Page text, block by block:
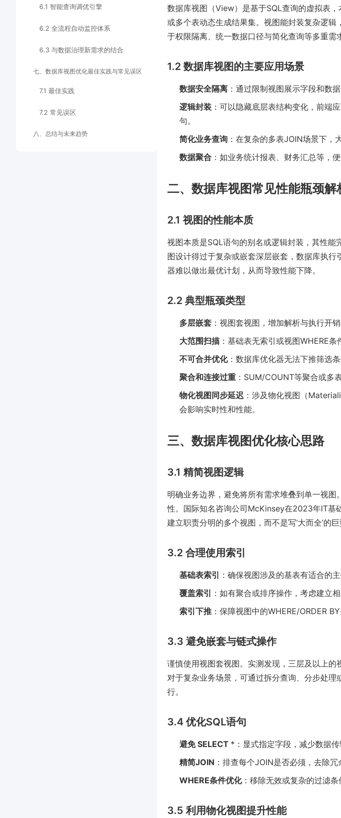
6.1 智能查询调优引擎
6.2 全流程自动监控体系
6.3 与数据治理新需求的结合
七、数据库视图优化最佳实践与常见误区
7.1 最佳实践
7.2 常见误区
八、总结与未来趋势
数据库视图（View）是基于SQL查询的虚拟表
或多个表动态生成结果集。视图能封装复杂逻
于权限隔离、统一数据口径与简化查询等多重需
1.2 数据库视图的主要应用场景
数据安全隔离 ：通过限制视图展示字段和数
逻辑封装 ：可以隐藏底层表结构变化，前端
句。
简化业务查询 ：在复杂的多表JOIN场景下，
数据聚合 ：如业务统计报表、财务汇总等，
二、数据库视图常见性能瓶颈解
2.1 视图的性能本质
视图本质是SQL语句的别名或逻辑封装，其性
图设计得过于复杂或嵌套深层嵌套，数据库执
器难以做出最优计划，从而导致性能下降。
2.2 典型瓶颈类型
多层嵌套 ：视图套视图，增加解析与执行开销
大范围扫描 ：基础表无索引或视图WHERE
不可合并优化：数据库优化器无法下推筛选
聚合和连接过重 ：SUM/COUNT等聚合或多
物化视图同步延迟 ：涉及物化视图（
会影响实时性和性能。
三、数据库视图优化核心思路
3.1 精简视图逻辑
明确业务边界，避免将所有需求堆叠到单一视
性。国际知名咨询公司McKinsey在2023年IT基
建立职责分明的多个视图，而不是写‘大而全’的
3.2 合理使用索引
基础表索引
：确保视图涉及的基表有适合的
覆盖索引
：如有聚合或排序操作，考虑建立
索引下推 ：保障视图中的WHERE/ORDER
3.3 避免嵌套与链式操作
谨慎使用视图套视图。实测发现，三层及以上的
对于复杂业务场景，可通过拆分查询、分步处
行。
3.4 优化SQL语句
避免 SELECT *：显式指定字段，减少数据传
精简JOIN ：排查每个JOIN是否必须，去除冗
WHERE条件优化：移除无效或复杂的过滤条
3.5 利用物化视图提升性能